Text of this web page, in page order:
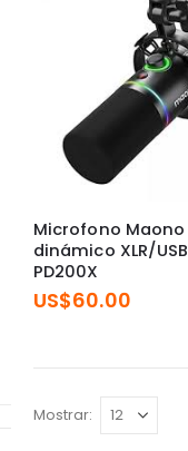
Microfono Maono
dinámico XLR/USB
PD200X
US$60.00
Mostrar: